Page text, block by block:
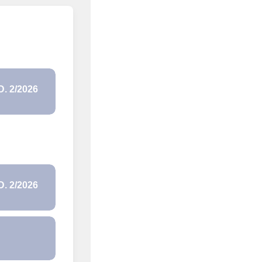
2/2026
2/2026